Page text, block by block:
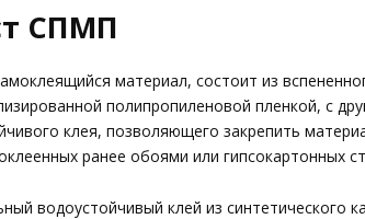
СПМП
материал, состоит из
полипропиленовой пленкой, с
клея, позволяющего закрепить
ранее обоями или гипсокартонных
водоустойчивый клей из синтетического